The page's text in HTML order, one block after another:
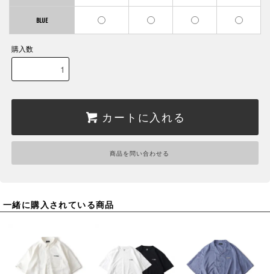
BLUE
購入数
カートに入れる
商品を問い合わせる
一緒に購入されている商品